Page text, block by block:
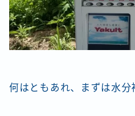
何はともあれ、まずは水分